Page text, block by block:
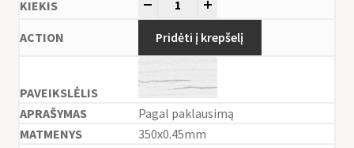
Pridėti į krepšelį
Pagal paklausimą
350x0.45mm